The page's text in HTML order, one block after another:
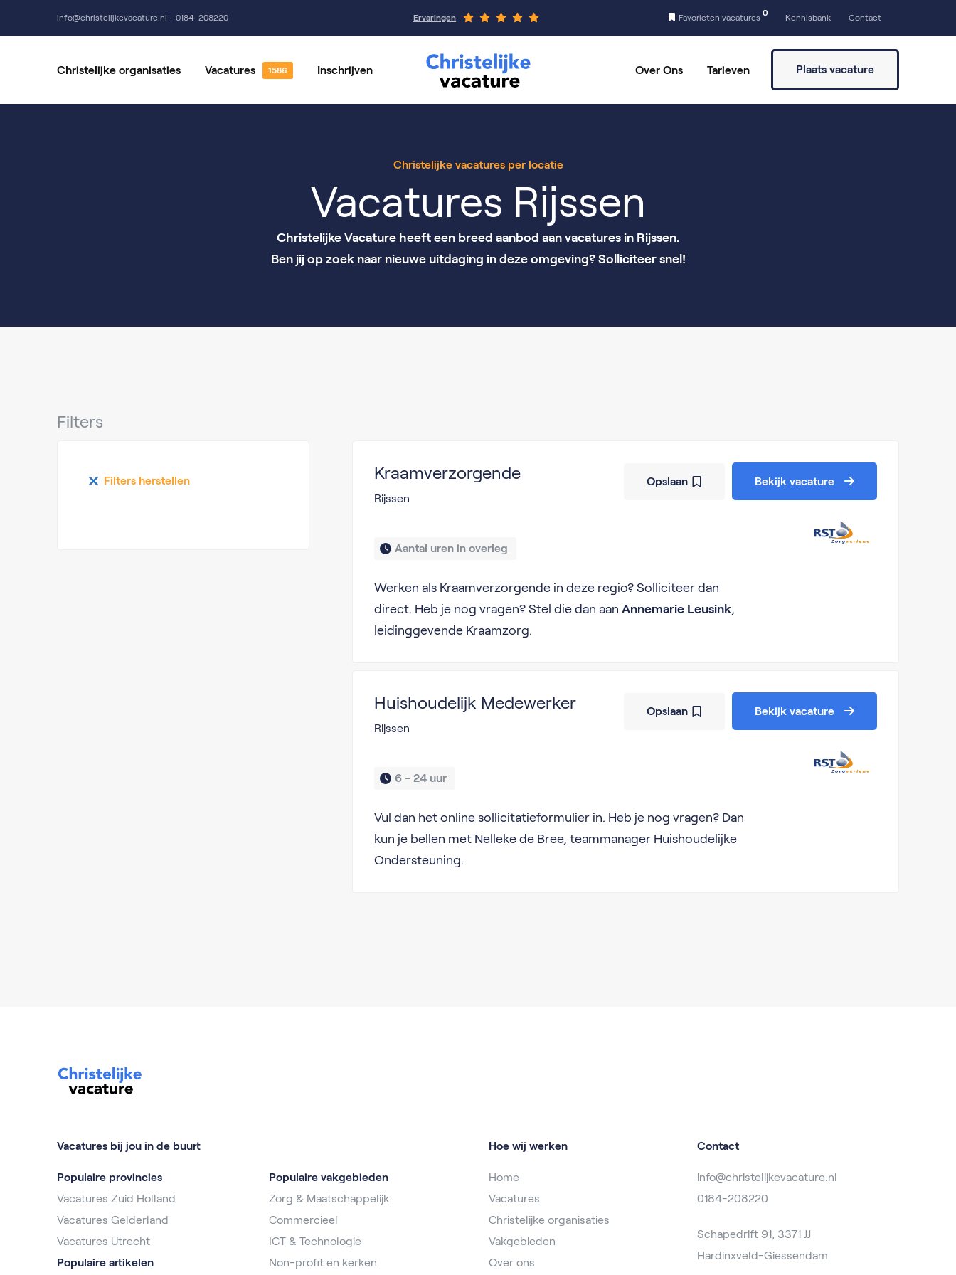
info@christelijkevacature.nl - 0184-208220 Ervaringen Favorieten vacatures
0
Kennisbank Contact
Christelijke organisaties Vacatures Inschrijven Over Ons Tarieven Plaats vacature
Christelijke vacatures per locatie
Vacatures Rijssen
Christelijke Vacature heeft een breed aanbod aan vacatures in Rijssen.
Ben jij op zoek naar nieuwe uitdaging in deze omgeving? Solliciteer snel!
Filters
Filters herstellen Kraamverzorgende
Rijssen
Aantal uren in overleg
Werken als Kraamverzorgende in deze regio? Solliciteer dan
direct. Heb je nog vragen? Stel die dan aan Annemarie Leusink,
leidinggevende Kraamzorg.
Opslaan Bekijk vacature
Huishoudelijk Medewerker
Rijssen
6 - 24 uur
Vul dan het online sollicitatieformulier in. Heb je nog vragen? Dan
kun je bellen met Nelleke de Bree, teammanager Huishoudelijke
Ondersteuning.
Opslaan Bekijk vacature
Vacatures bij jou in de buurt
Populaire provincies
Vacatures Zuid Holland
Vacatures Gelderland
Vacatures Utrecht
Populaire artikelen
Populaire vakgebieden
Zorg & Maatschappelijk
Commercieel
ICT & Technologie
Non-profit en kerken
Hoe wij werken
Home
Vacatures
Christelijke organisaties
Vakgebieden
Over ons
Contact
info@christelijkevacature.nl
0184-208220
Schapedrift 91, 3371 JJ
Hardinxveld-Giessendam